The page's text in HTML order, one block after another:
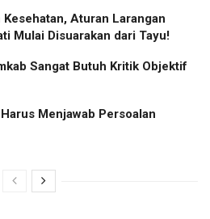
Aturan Larangan
Mulai Disuarakan dari Tayu!
Sangat Butuh Kritik Objektif
Menjawab Persoalan